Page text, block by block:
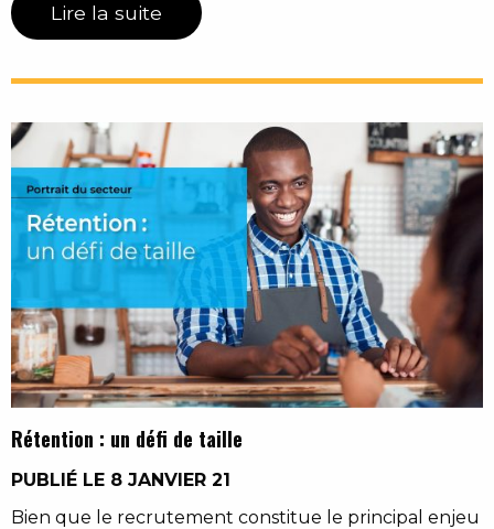
Lire la suite
Rétention : un défi de taille
PUBLIÉ LE 8 JANVIER 21
Bien que le recrutement constitue le principal enjeu